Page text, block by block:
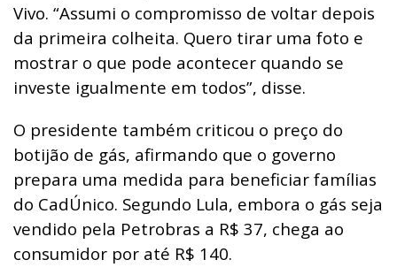
Vivo. “Assumi o compromisso de voltar depois
da primeira colheita. Quero tirar uma foto e
mostrar o que pode acontecer quando se
investe igualmente em todos”, disse.
O presidente também criticou o preço do
botijão de gás, afirmando que o governo
prepara uma medida para beneficiar famílias
do CadÚnico. Segundo Lula, embora o gás seja
vendido pela Petrobras a R$ 37, chega ao
consumidor por até R$ 140.